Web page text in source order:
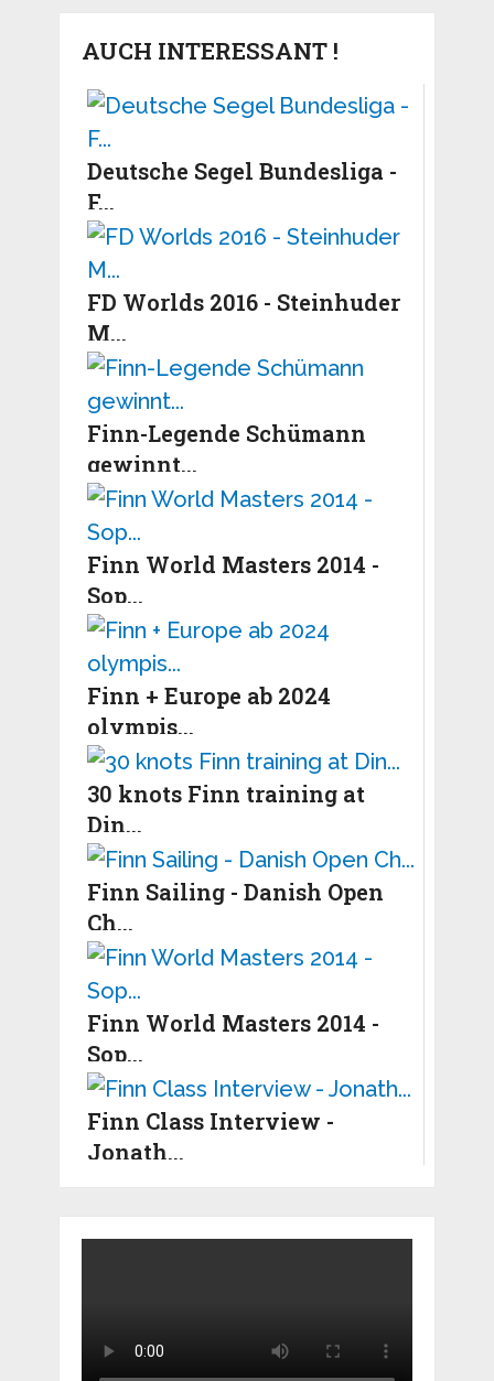
AUCH INTERESSANT !
Deutsche Segel Bundesliga -
F...
FD Worlds 2016 - Steinhuder
M...
Finn-Legende Schümann
gewinnt...
Finn World Masters 2014 -
Sop...
Finn + Europe ab 2024
olympis...
30 knots Finn training at
Din...
Finn Sailing - Danish Open
Ch...
Finn World Masters 2014 -
Sop...
Finn Class Interview -
Jonath...